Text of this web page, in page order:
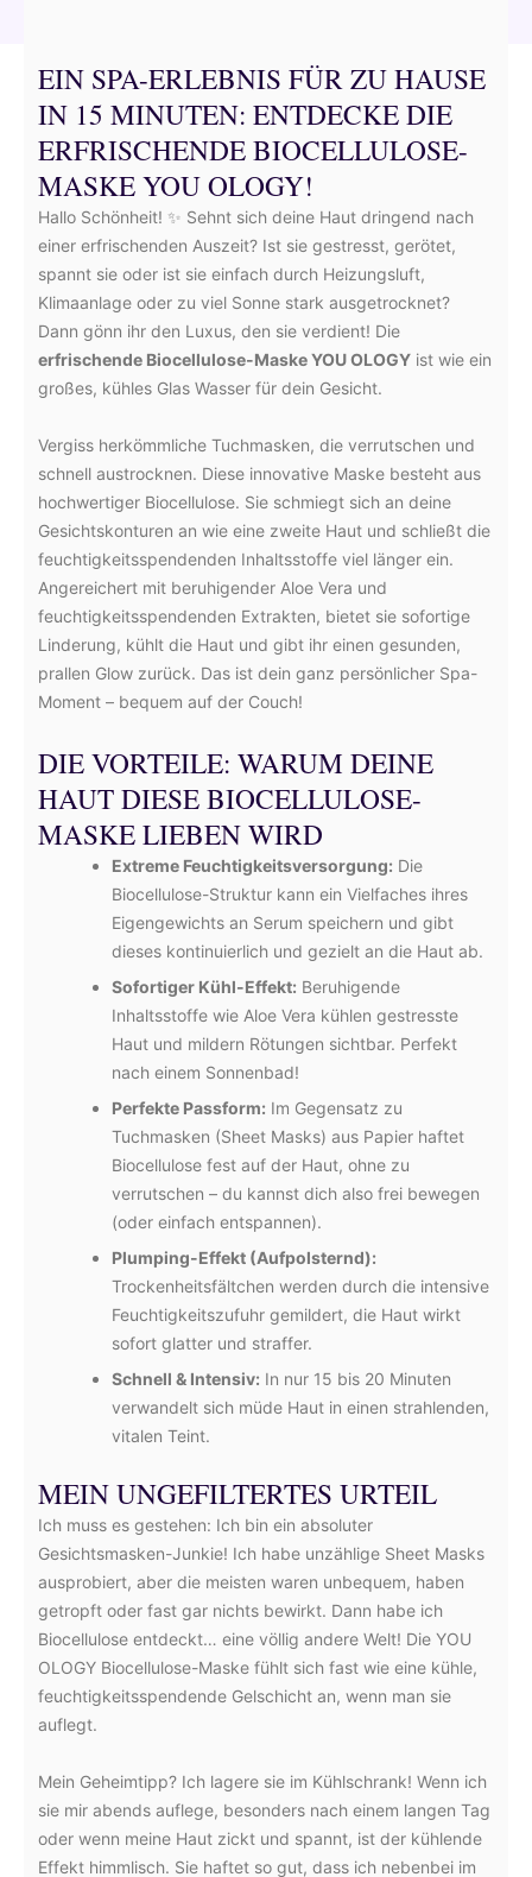
EIN SPA-ERLEBNIS FÜR ZU HAUSE
IN 15 MINUTEN: ENTDECKE DIE
ERFRISCHENDE BIOCELLULOSE-
MASKE YOU OLOGY!
Hallo Schönheit! ✨ Sehnt sich deine Haut dringend nach
einer erfrischenden Auszeit? Ist sie gestresst, gerötet,
spannt sie oder ist sie einfach durch Heizungsluft,
Klimaanlage oder zu viel Sonne stark ausgetrocknet?
Dann gönn ihr den Luxus, den sie verdient! Die
erfrischende Biocellulose-Maske YOU OLOGY ist wie ein
großes, kühles Glas Wasser für dein Gesicht.
Vergiss herkömmliche Tuchmasken, die verrutschen und
schnell austrocknen. Diese innovative Maske besteht aus
hochwertiger Biocellulose. Sie schmiegt sich an deine
Gesichtskonturen an wie eine zweite Haut und schließt die
feuchtigkeitsspendenden Inhaltsstoffe viel länger ein.
Angereichert mit beruhigender Aloe Vera und
feuchtigkeitsspendenden Extrakten, bietet sie sofortige
Linderung, kühlt die Haut und gibt ihr einen gesunden,
prallen Glow zurück. Das ist dein ganz persönlicher Spa-
Moment – bequem auf der Couch!
DIE VORTEILE: WARUM DEINE
HAUT DIESE BIOCELLULOSE-
MASKE LIEBEN WIRD
Extreme Feuchtigkeitsversorgung: Die
Biocellulose-Struktur kann ein Vielfaches ihres
Eigengewichts an Serum speichern und gibt
dieses kontinuierlich und gezielt an die Haut ab.
Sofortiger Kühl-Effekt: Beruhigende
Inhaltsstoffe wie Aloe Vera kühlen gestresste
Haut und mildern Rötungen sichtbar. Perfekt
nach einem Sonnenbad!
Perfekte Passform: Im Gegensatz zu
Tuchmasken (Sheet Masks) aus Papier haftet
Biocellulose fest auf der Haut, ohne zu
verrutschen – du kannst dich also frei bewegen
(oder einfach entspannen).
Plumping-Effekt (Aufpolsternd):
Trockenheitsfältchen werden durch die intensive
Feuchtigkeitszufuhr gemildert, die Haut wirkt
sofort glatter und straffer.
Schnell & Intensiv: In nur 15 bis 20 Minuten
verwandelt sich müde Haut in einen strahlenden,
vitalen Teint.
MEIN UNGEFILTERTES URTEIL
Ich muss es gestehen: Ich bin ein absoluter
Gesichtsmasken-Junkie! Ich habe unzählige Sheet Masks
ausprobiert, aber die meisten waren unbequem, haben
getropft oder fast gar nichts bewirkt. Dann habe ich
Biocellulose entdeckt… eine völlig andere Welt! Die YOU
OLOGY Biocellulose-Maske fühlt sich fast wie eine kühle,
feuchtigkeitsspendende Gelschicht an, wenn man sie
auflegt.
Mein Geheimtipp? Ich lagere sie im Kühlschrank! Wenn ich
sie mir abends auflege, besonders nach einem langen Tag
oder wenn meine Haut zickt und spannt, ist der kühlende
Effekt himmlisch. Sie haftet so gut, dass ich nebenbei im